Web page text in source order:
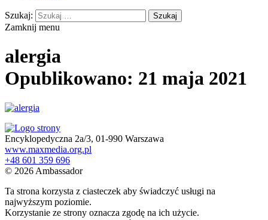
Szukaj:
Zamknij menu
alergia
Opublikowano: 21 maja 2021
Encyklopedyczna 2a/3, 01-990 Warszawa
www.maxmedia.org.pl
+48 601 359 696
© 2026 Ambassador
Ta strona korzysta z ciasteczek aby świadczyć usługi na
najwyższym poziomie.
Korzystanie ze strony oznacza zgodę na ich użycie.